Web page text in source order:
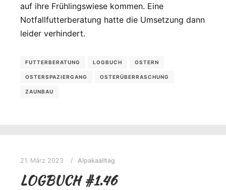
auf ihre Frühlingswiese kommen. Eine
Notfallfutterberatung hatte die Umsetzung dann
leider verhindert.
FUTTERBERATUNG LOGBUCH OSTERN
OSTERSPAZIERGANG OSTERÜBERRASCHUNG
ZAUNBAU
21. März 2023 Alpakaalltag
LOGBUCH #1.46